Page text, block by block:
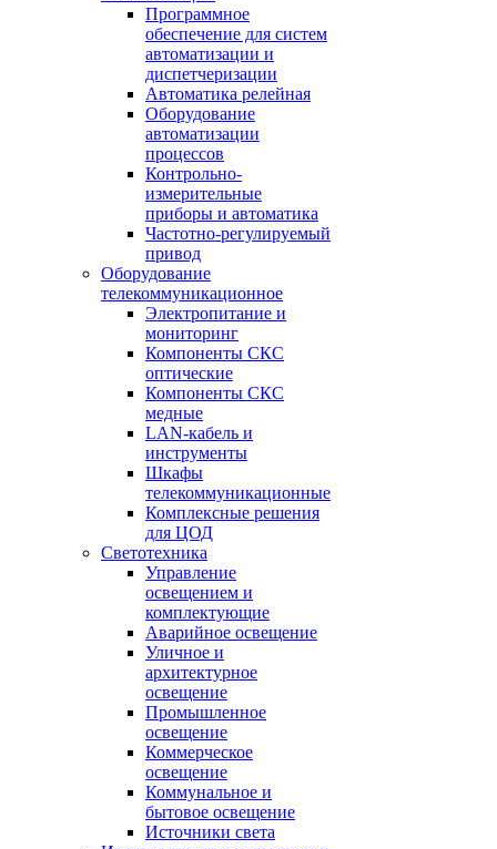
Программное
обеспечение для систем
автоматизации и
диспетчеризации
Автоматика релейная
Оборудование
автоматизации
процессов
Контрольно-
измерительные
приборы и автоматика
Частотно-регулируемый
привод
Оборудование
телекоммуникационное
Электропитание и
мониторинг
Компоненты СКС
оптические
Компоненты СКС
медные
LAN-кабель и
инструменты
Шкафы
телекоммуникационные
Комплексные решения
для ЦОД
Светотехника
Управление
освещением и
комплектующие
Аварийное освещение
Уличное и
архитектурное
освещение
Промышленное
освещение
Коммерческое
освещение
Коммунальное и
бытовое освещение
Источники света